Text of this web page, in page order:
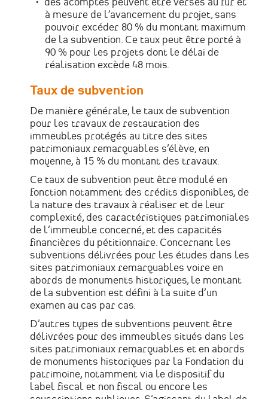
des acomptes peuvent être versés au fur et
à mesure de l’avancement du projet, sans
pouvoir excéder 80 % du montant maximum
de la subvention. Ce taux peut être porté à
90 % pour les projets dont le délai de
réalisation excède 48 mois.
Taux de subvention
De manière générale, le taux de subvention
pour les travaux de restauration des
immeubles protégés au titre des sites
patrimoniaux remarquables s’élève, en
moyenne, à 15 % du montant des travaux.
Ce taux de subvention peut être modulé en
fonction notamment des crédits disponibles, de
la nature des travaux à réaliser et de leur
complexité, des caractéristiques patrimoniales
de l’immeuble concerné, et des capacités
financières du pétitionnaire. Concernant les
subventions délivrées pour les études dans les
sites patrimoniaux remarquables voire en
abords de monuments historiques, le montant
de la subvention est défini à la suite d’un
examen au cas par cas.
D’autres types de subventions peuvent être
délivrées pour des immeubles situés dans les
sites patrimoniaux remarquables et en abords
de monuments historiques par la Fondation du
patrimoine, notamment via le dispositif du
label fiscal et non fiscal ou encore les